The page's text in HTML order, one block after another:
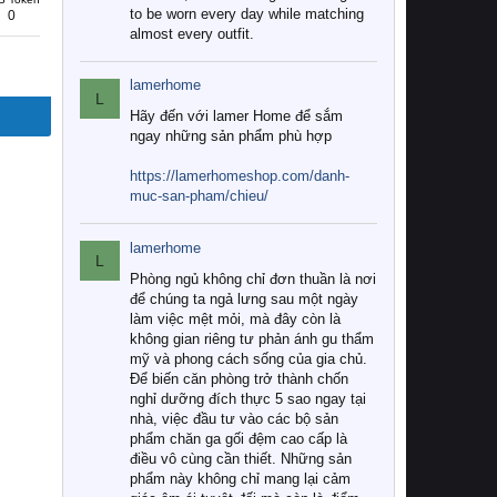
0
to be worn every day while matching
almost every outfit.
L
lamerhome
Hãy đến với lamer Home để sắm
ngay những sản phẩm phù hợp
https://lamerhomeshop.com/danh-
muc-san-pham/chieu/
L
lamerhome
Phòng ngủ không chỉ đơn thuần là nơi
để chúng ta ngả lưng sau một ngày
làm việc mệt mỏi, mà đây còn là
không gian riêng tư phản ánh gu thẩm
mỹ và phong cách sống của gia chủ.
Để biến căn phòng trở thành chốn
nghỉ dưỡng đích thực 5 sao ngay tại
nhà, việc đầu tư vào các bộ sản
phẩm chăn ga gối đệm cao cấp là
điều vô cùng cần thiết. Những sản
phẩm này không chỉ mang lại cảm